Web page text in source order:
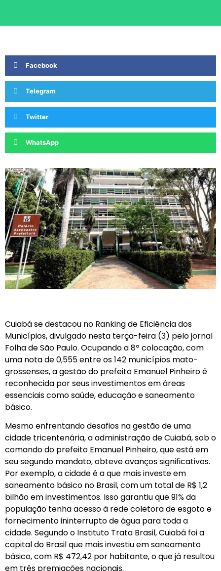
Facebook
Telegram
Twitter
WhatsApp
Cuiabá se destacou no Ranking de Eficiência dos
Municípios, divulgado nesta terça-feira (3) pelo jornal
Folha de São Paulo. Ocupando a 8ª colocação, com
uma nota de 0,555 entre os 142 municípios mato-
grossenses, a gestão do prefeito Emanuel Pinheiro é
reconhecida por seus investimentos em áreas
essenciais como saúde, educação e saneamento
básico.
Mesmo enfrentando desafios na gestão de uma
cidade tricentenária, a administração de Cuiabá, sob o
comando do prefeito Emanuel Pinheiro, que está em
seu segundo mandato, obteve avanços significativos.
Por exemplo, a cidade é a que mais investe em
saneamento básico no Brasil, com um total de R$ 1,2
bilhão em investimentos. Isso garantiu que 91% da
população tenha acesso à rede coletora de esgoto e
fornecimento ininterrupto de água para toda a
cidade. Segundo o Instituto Trata Brasil, Cuiabá foi a
capital do Brasil que mais investiu em saneamento
básico, com R$ 472,42 por habitante, o que já resultou
em três premiações nacionais.